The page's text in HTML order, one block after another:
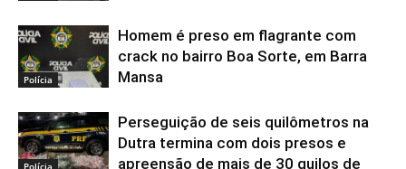
Polícia
Homem é preso em flagrante com
crack no bairro Boa Sorte, em Barra
Mansa
Polícia
Perseguição de seis quilômetros na
Dutra termina com dois presos e
apreensão de mais de 30 quilos de